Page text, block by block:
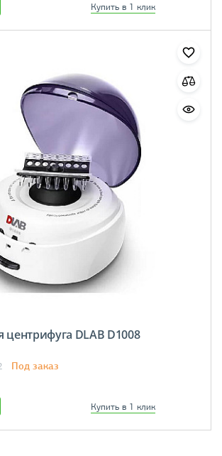
Купить в 1 клик
DLAB D1008
Под заказ
Купить в 1 клик